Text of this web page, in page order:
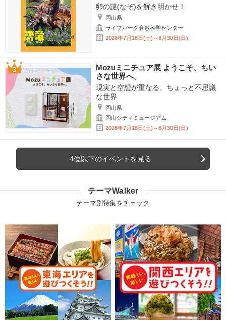
卵の謎(なぞ)を解き明かせ！
岡山県
ライフパーク倉敷科学センター
2026年7月18日(土)～8月30日(日)
Mozuミニチュア展 ようこそ、ちい
さな世界へ。
現実と空想が重なる、ちょっと不思議
な世界
岡山県
岡山シティミュージアム
2026年7月18日(土)～8月30日(日)
4位以下のイベントを見る
テーマWalker
テーマ別特集をチェック